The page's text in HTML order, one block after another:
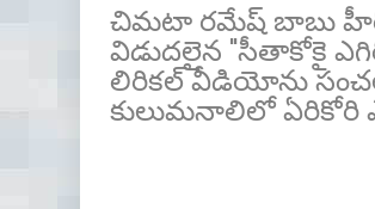
చిమటా రమేష్ బాబు
విడుదలైన "సీతాకోకై
లిరికల్ వీడియోను
కులుమనాలిలో ఏరికోరి